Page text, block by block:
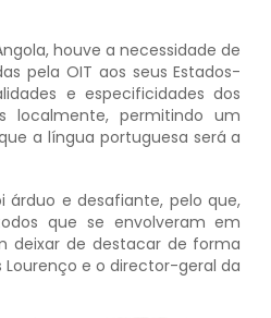
houve a necessidade de
pela OIT aos seus Estados-
e especificidades dos
localmente, permitindo um
a língua portuguesa será a
árduo e desafiante, pelo que,
que se envolveram em
deixar de destacar de forma
Lourenço e o director-geral da